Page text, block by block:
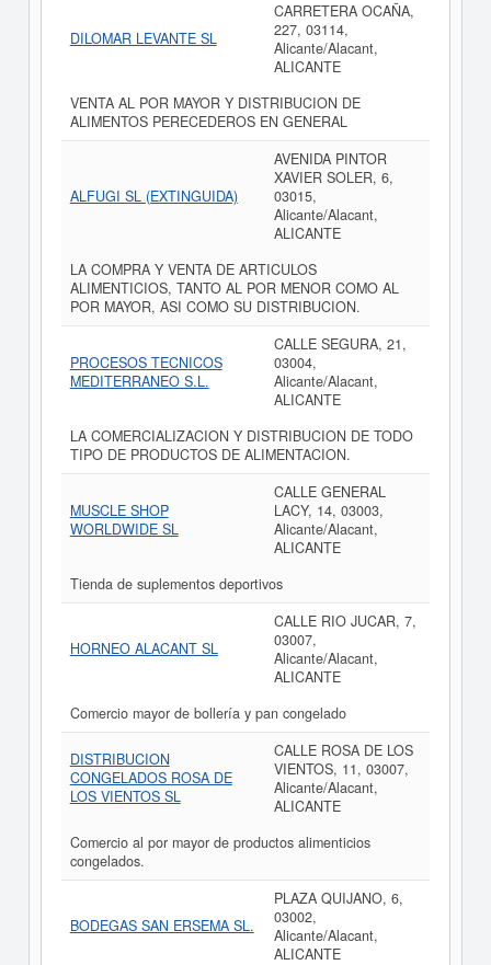
DILOMAR LEVANTE SL
CARRETERA OCAÑA,
227, 03114,
Alicante/Alacant,
ALICANTE
VENTA AL POR MAYOR Y DISTRIBUCION DE
ALIMENTOS PERECEDEROS EN GENERAL
ALFUGI SL (EXTINGUIDA)
AVENIDA PINTOR
XAVIER SOLER, 6,
03015,
Alicante/Alacant,
ALICANTE
LA COMPRA Y VENTA DE ARTICULOS
ALIMENTICIOS, TANTO AL POR MENOR COMO AL
POR MAYOR, ASI COMO SU DISTRIBUCION.
PROCESOS TECNICOS
MEDITERRANEO S.L.
CALLE SEGURA, 21,
03004,
Alicante/Alacant,
ALICANTE
LA COMERCIALIZACION Y DISTRIBUCION DE TODO
TIPO DE PRODUCTOS DE ALIMENTACION.
MUSCLE SHOP
WORLDWIDE SL
CALLE GENERAL
LACY, 14, 03003,
Alicante/Alacant,
ALICANTE
Tienda de suplementos deportivos
HORNEO ALACANT SL
CALLE RIO JUCAR, 7,
03007,
Alicante/Alacant,
ALICANTE
Comercio mayor de bollería y pan congelado
DISTRIBUCION
CONGELADOS ROSA DE
LOS VIENTOS SL
CALLE ROSA DE LOS
VIENTOS, 11, 03007,
Alicante/Alacant,
ALICANTE
Comercio al por mayor de productos alimenticios
congelados.
BODEGAS SAN ERSEMA SL.
PLAZA QUIJANO, 6,
03002,
Alicante/Alacant,
ALICANTE